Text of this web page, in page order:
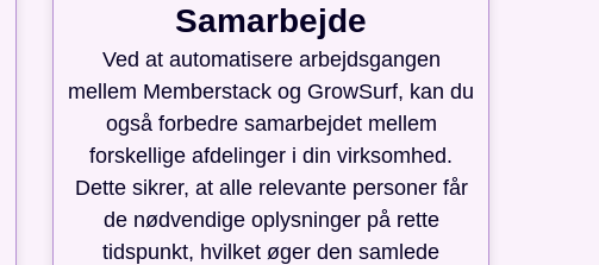
Samarbejde
Ved at automatisere arbejdsgangen
mellem Memberstack og GrowSurf, kan du
også forbedre samarbejdet mellem
forskellige afdelinger i din virksomhed.
Dette sikrer, at alle relevante personer får
de nødvendige oplysninger på rette
tidspunkt, hvilket øger den samlede